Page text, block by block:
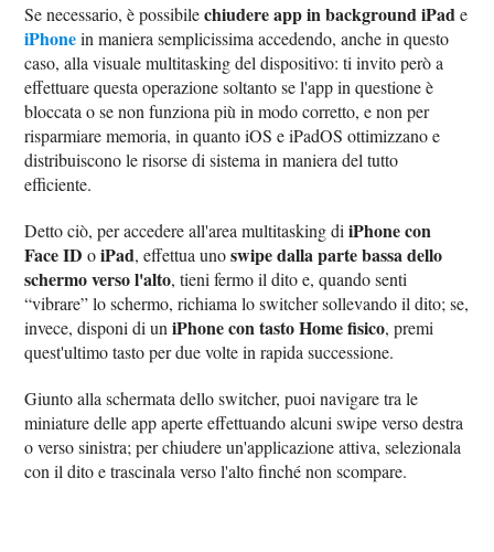
Se necessario, è possibilechiudere app in background iPade
iPhonein maniera semplicissima accedendo, anche in questo
caso, alla visuale multitasking del dispositivo: ti invito però a
effettuare questa operazione soltanto se l'app in questione è
bloccata o se non funziona più in modo corretto, e non per
risparmiare memoria, in quanto iOS e iPadOS ottimizzano e
distribuiscono le risorse di sistema in maniera del tutto
efficiente.
Detto ciò, per accedere all'area multitasking diiPhone con
Face ID oiPad, effettua unoswipe dalla parte bassa dello
schermo verso l'alto, tieni fermo il dito e, quando senti
“vibrare” lo schermo, richiama lo switcher sollevando il dito; se,
invece, disponi di uniPhone con tasto Home fisico, premi
quest'ultimo tasto per due volte in rapida successione.
Giunto alla schermata dello switcher, puoi navigare tra le
miniature delle app aperte effettuando alcuni swipe verso destra
o verso sinistra; per chiudere un'applicazione attiva, selezionala
con il dito e trascinala verso l'alto finché non scompare.